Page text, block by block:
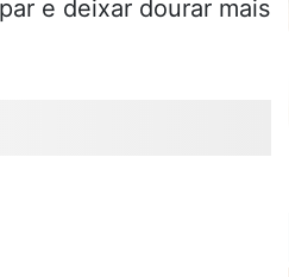
e deixar dourar mais